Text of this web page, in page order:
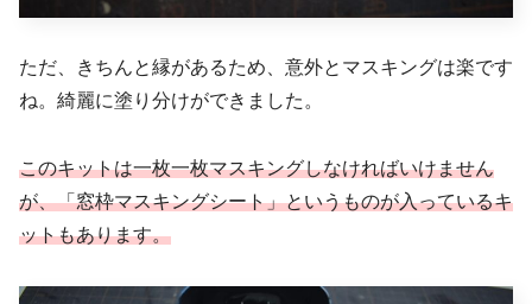
ただ、きちんと縁があるため、意外とマスキングは楽です
ね。綺麗に塗り分けができました。
このキットは一枚一枚マスキングしなければいけません
が、「窓枠マスキングシート」というものが入っているキ
ットもあります。